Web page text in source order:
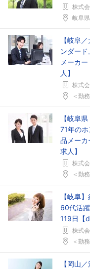
フ
こちらの企
株式
岐阜県
【岐阜
ンダー
メーカ
人】
株式
＜勤務
【岐阜
71年の
品メーカ
求人】
株式
＜勤務
【岐阜
60代活
119日【
株式
＜勤務
【岡山